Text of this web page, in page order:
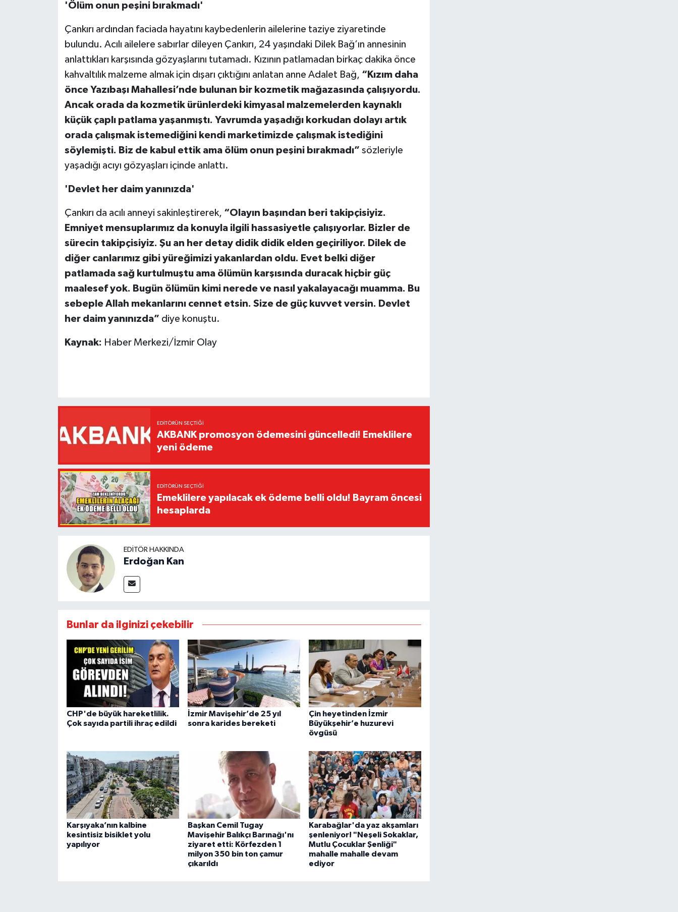
'Ölüm onun peşini bırakmadı'
Çankırı ardından faciada hayatını kaybedenlerin ailelerine taziye ziyaretinde
bulundu. Acılı ailelere sabırlar dileyen Çankırı, 24 yaşındaki Dilek Bağ’ın annesinin
anlattıkları karşısında gözyaşlarını tutamadı. Kızının patlamadan birkaç dakika önce
kahvaltılık malzeme almak için dışarı çıktığını anlatan anne Adalet Bağ, “Kızım daha
önce Yazıbaşı Mahallesi’nde bulunan bir kozmetik mağazasında çalışıyordu.
Ancak orada da kozmetik ürünlerdeki kimyasal malzemelerden kaynaklı
küçük çaplı patlama yaşanmıştı. Yavrumda yaşadığı korkudan dolayı artık
orada çalışmak istemediğini kendi marketimizde çalışmak istediğini
söylemişti. Biz de kabul ettik ama ölüm onun peşini bırakmadı” sözleriyle
yaşadığı acıyı gözyaşları içinde anlattı.
'Devlet her daim yanınızda'
Çankırı da acılı anneyi sakinleştirerek, “Olayın başından beri takipçisiyiz.
Emniyet mensuplarımız da konuyla ilgili hassasiyetle çalışıyorlar. Bizler de
sürecin takipçisiyiz. Şu an her detay didik didik elden geçiriliyor. Dilek de
diğer canlarımız gibi yüreğimizi yakanlardan oldu. Evet belki diğer
patlamada sağ kurtulmuştu ama ölümün karşısında duracak hiçbir güç
maalesef yok. Bugün ölümün kimi nerede ve nasıl yakalayacağı muamma. Bu
sebeple Allah mekanlarını cennet etsin. Size de güç kuvvet versin. Devlet
her daim yanınızda” diye konuştu.
Kaynak: Haber Merkezi/İzmir Olay
EDITÖRÜN SEÇTIĞI
AKBANK promosyon ödemesini güncelledi! Emeklilere
yeni ödeme
EDITÖRÜN SEÇTIĞI
Emeklilere yapılacak ek ödeme belli oldu! Bayram öncesi
hesaplarda
EDITÖR HAKKINDA
Erdoğan Kan
Bunlar da ilginizi çekebilir
CHP'de büyük hareketlilik.
Çok sayıda partili ihraç edildi
İzmir Mavişehir’de 25 yıl
sonra karides bereketi
Çin heyetinden İzmir
Büyükşehir’e huzurevi
övgüsü
Karşıyaka’nın kalbine
kesintisiz bisiklet yolu
yapılıyor
Başkan Cemil Tugay
Mavişehir Balıkçı Barınağı'nı
ziyaret etti: Körfezden 1
milyon 350 bin ton çamur
çıkarıldı
Karabağlar'da yaz akşamları
şenleniyor! "Neşeli Sokaklar,
Mutlu Çocuklar Şenliği"
mahalle mahalle devam
ediyor